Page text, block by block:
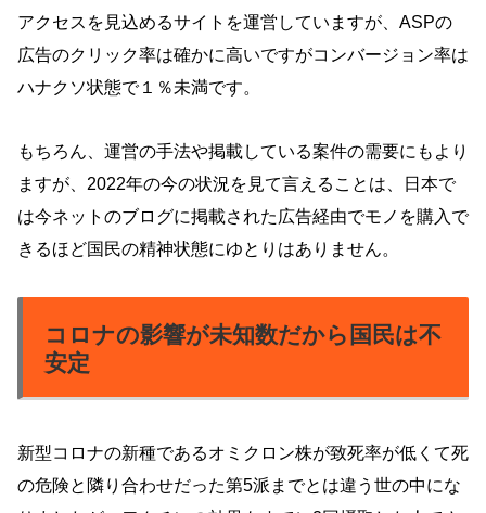
アクセスを見込めるサイトを運営していますが、ASPの
広告のクリック率は確かに高いですがコンバージョン率は
ハナクソ状態で１％未満です。
もちろん、運営の手法や掲載している案件の需要にもより
ますが、2022年の今の状況を見て言えることは、日本で
は今ネットのブログに掲載された広告経由でモノを購入で
きるほど国民の精神状態にゆとりはありません。
コロナの影響が未知数だから国民は不
安定
新型コロナの新種であるオミクロン株が致死率が低くて死
の危険と隣り合わせだった第5派までとは違う世の中にな